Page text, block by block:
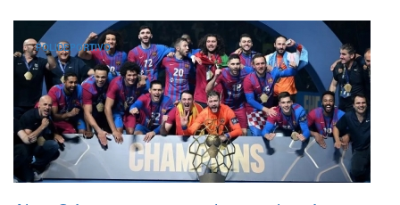
POLIDEPORTIVO